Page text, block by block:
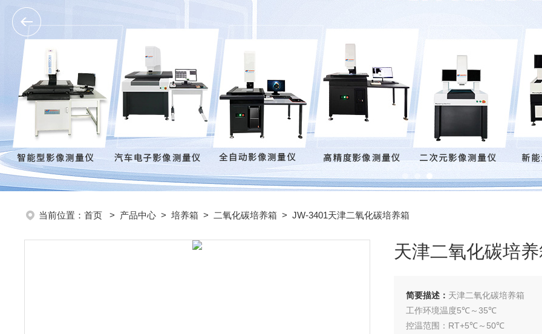
当前位置： 首页 > 产品中心 > 培养箱 > 二氧化碳培养箱 > JW-3401天津二氧化碳培养箱
天津二氧化碳培
简要描述： 天津二氧化碳培养箱
工作环境温度5℃～35℃
控温范围：RT+5℃～50℃